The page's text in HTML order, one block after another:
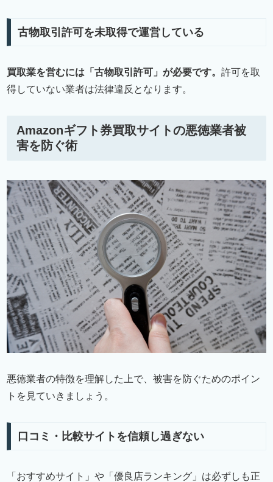
古物取引許可を未取得で運営している
買取業を営むには「古物取引許可」が必要です。 許可を取
得していない業者は法律違反となります。
Amazonギフト券買取サイトの悪徳業者被
害を防ぐ術
悪徳業者の特徴を理解した上で、被害を防ぐためのポイン
トを見ていきましょう。
口コミ・比較サイトを信頼し過ぎない
「おすすめサイト」や「優良店ランキング」は必ずしも正